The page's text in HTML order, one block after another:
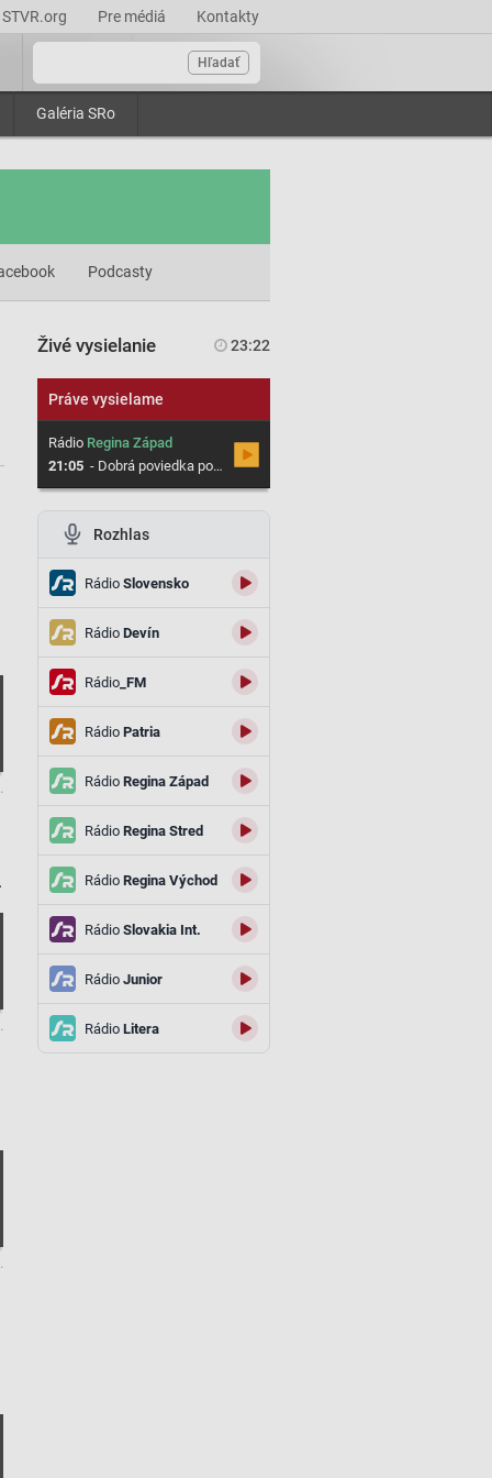
STVR.org Pre médiá Kontakty
Hľadať
Galéria SRo
Podcasty
Živé vysielanie 23:22
Práve vysielame
RádioRegina Západ
21:05 - Dobrá poviedka poteší
Rozhlas
RádioSlovensko
RádioDevín
Rádio_FM
RádioPatria
RádioRegina Západ
RádioRegina Stred
RádioRegina Východ
RádioSlovakia Int.
RádioJunior
RádioLitera